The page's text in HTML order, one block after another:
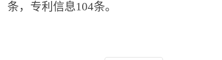
条，专利信息104条。